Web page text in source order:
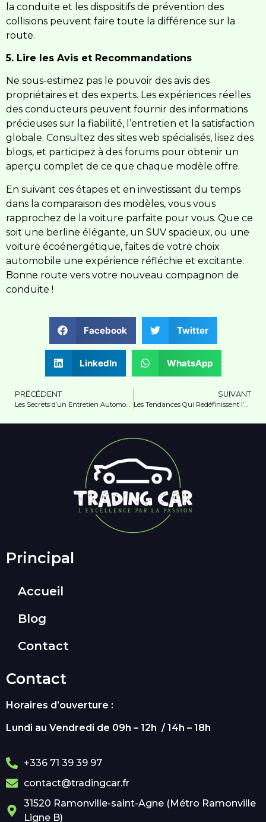
la conduite et les dispositifs de prévention des
collisions peuvent faire toute la différence sur la
route.
5. Lire les Avis et Recommandations
Ne sous-estimez pas le pouvoir des avis des
propriétaires et des experts. Les expériences réelles
des conducteurs peuvent fournir des informations
précieuses sur la fiabilité, l’entretien et la satisfaction
globale. Consultez des sites web spécialisés, lisez des
blogs, et participez à des forums pour obtenir un
aperçu complet de ce que chaque modèle offre.
En suivant ces étapes et en investissant du temps
dans la comparaison des modèles, vous vous
rapprochez de la voiture parfaite pour vous. Que ce
soit une berline élégante, un SUV spacieux, ou une
voiture écoénergétique, faites de votre choix
automobile une expérience réfléchie et excitante.
Bonne route vers votre nouveau compagnon de
conduite !
Facebook Twitter
LinkedIn WhatsApp
PRÉCÉDENT
Les Secrets d’un Entretien Automobile Réussi
SUIVANT
Les Tendances Qui Redéfinissent l’Avenir Automobile
Principal
Accueil
Blog
Contact
Contact
Horaires d’ouverture :
Lundi au Vendredi de 09h – 12h / 14h – 18h
+336 71 39 39 97
contact@tradingcar.fr
31520 Ramonville-saint-Agne (Métro Ramonville
Ligne B)